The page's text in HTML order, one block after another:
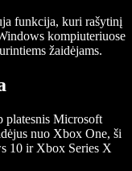
funkcija, kuri rašytinį
kompiuteriuose
žaidėjams.
platesnis Microsoft
nuo Xbox One, ši
10 ir Xbox Series X